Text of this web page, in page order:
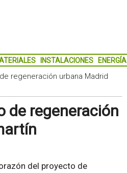
INSTALACIONES ENERGÍA
regeneración urbana Madrid
de regeneración
del proyecto de